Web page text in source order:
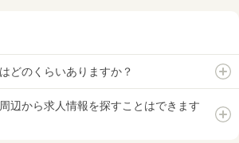
どのくらいありますか？
辺から求人情報を探すことはできます